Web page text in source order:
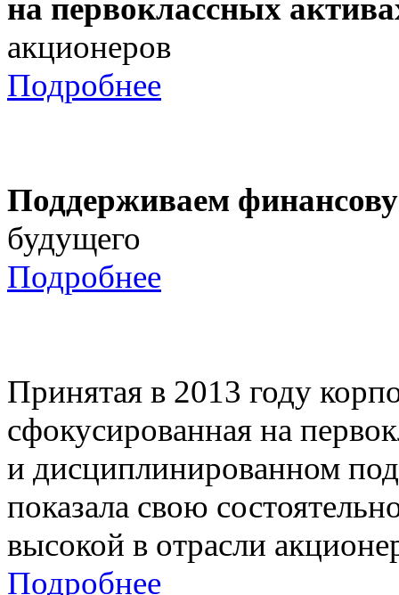
на первоклассных
акционеров
Подробнее
Поддерживаем
будущего
Подробнее
Принятая в 2013 году
сфокусированная на
и дисциплинированном
показала свою
высокой в отрасли
Подробнее